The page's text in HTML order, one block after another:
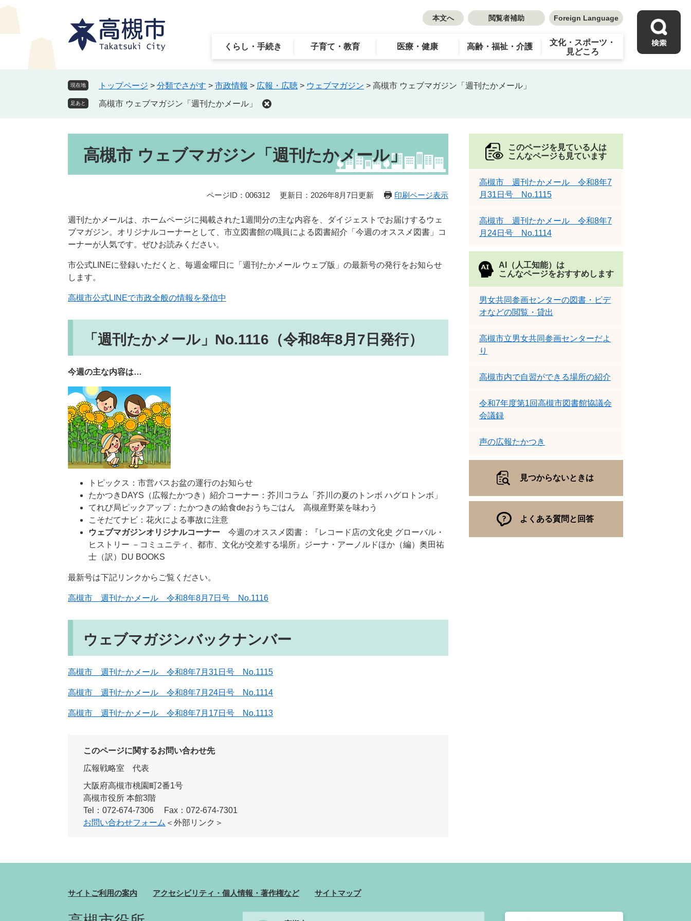
ペ
メ
本文へ 閲覧者補助 Foreign Language
くらし・手続き 子育て・教育 医療・健康 高齢・福祉・介護
文化・スポーツ・
見どころ
現在地 トップページ > 分類でさがす > 市政情報 > 広報・広聴 > ウェブマガジン > 高槻市 ウェブマガジン「週刊たかメール」
足あと 高槻市 ウェブマガジン「週刊たかメール」
高槻市 ウェブマガジン「週刊たかメール」
ページID：006312 更新日：2026年8月7日更新 印刷ページ表示
週刊たかメールは、ホームページに掲載された1週間分の主な内容を、ダイジェストでお届けするウェ
ブマガジン。オリジナルコーナーとして、市立図書館の職員による図書紹介「今週のオススメ図書」コ
ーナーが人気です。ぜひお読みください。
市公式LINEに登録いただくと、毎週金曜日に「週刊たかメール ウェブ版」の最新号の発行をお知らせ
します。
高槻市公式LINEで市政全般の情報を発信中
「週刊たかメール」No.1116（令和8年8月7日発行）
今週の主な内容は…
トピックス：市営バスお盆の運⾏のお知らせ
たかつきDAYS（広報たかつき）紹介コーナー：芥川コラム「芥川の夏のトンボ ハグロトンボ」
てれび局ピックアップ：たかつきの給食deおうちごはん 高槻産野菜を味わう
こそだてナビ：花⽕による事故に注意
ウェブマガジンオリジナルコーナー 今週のオススメ図書：『レコード店の文化史 グローバル・
ヒストリー －コミュニティ、都市、文化が交差する場所』ジーナ・アーノルドほか（編）奥田祐
士（訳）DU BOOKS
最新号は下記リンクからご覧ください。​​
高槻市 週刊たかメール 令和8年8月7日号 No.1116
ウェブマガジンバックナンバー
高槻市 週刊たかメール 令和8年7月31日号 No.1115
高槻市 週刊たかメール 令和8年7月24日号 No.1114
高槻市 週刊たかメール 令和8年7月17日号 No.1113
このページに関するお問い合わせ先
広報戦略室
代表
大阪府高槻市桃園町2番1号
高槻市役所 本館3階
Tel：072-674-7306
Fax：072-674-7301
お問い合わせフォーム ＜外部リンク＞
このページを見ている人は
こんなページも見ています
高槻市 週刊たかメール 令和8年7
月31日号 No.1115
高槻市 週刊たかメール 令和8年7
月24日号 No.1114
AI（人工知能）は
こんなページをおすすめします
男女共同参画センターの図書・ビデ
オなどの閲覧・貸出
高槻市立男女共同参画センターだよ
り
高槻市内で自習ができる場所の紹介
令和7年度第1回高槻市図書館協議会
会議録
声の広報たかつき
見つからないときは
よくある質問と回答
サイトご利用の案内 アクセシビリティ・個人情報・著作権など サイトマップ